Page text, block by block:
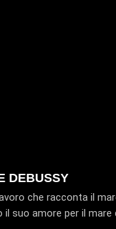
DEBUSSY
che racconta il
suo amore per il